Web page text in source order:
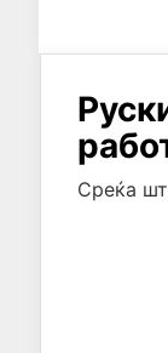
Среќа